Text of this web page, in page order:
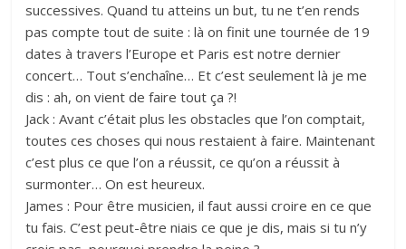
successives. Quand tu atteins un but, tu ne t’en rends
pas compte tout de suite : là on finit une tournée de 19
dates à travers l’Europe et Paris est notre dernier
concert… Tout s’enchaîne… Et c’est seulement là je me
dis : ah, on vient de faire tout ça ?!
Jack : Avant c’était plus les obstacles que l’on comptait,
toutes ces choses qui nous restaient à faire. Maintenant
c’est plus ce que l’on a réussit, ce qu’on a réussit à
surmonter… On est heureux.
James : Pour être musicien, il faut aussi croire en ce que
tu fais. C’est peut-être niais ce que je dis, mais si tu n’y